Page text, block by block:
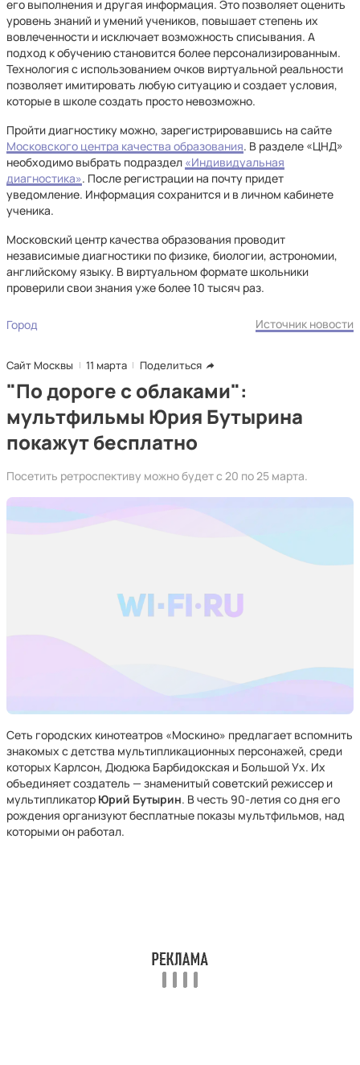
его выполнения и другая информация. Это позволяет оценить
уровень знаний и умений учеников, повышает степень их
вовлеченности и исключает возможность списывания. А
подход к обучению становится более персонализированным.
Технология с использованием очков виртуальной реальности
позволяет имитировать любую ситуацию и создает условия,
которые в школе создать просто невозможно.
Пройти диагностику можно, зарегистрировавшись на сайте
Московского центра качества образования. В разделе «ЦНД»
необходимо выбрать подраздел «Индивидуальная
диагностика». После регистрации на почту придет
уведомление. Информация сохранится и в личном кабинете
ученика.
Московский центр качества образования проводит
независимые диагностики по физике, биологии, астрономии,
английскому языку. В виртуальном формате школьники
проверили свои знания уже более 10 тысяч раз.
Город Источник новости
Сайт Москвы 11 марта Поделиться
"По дороге с облаками":
мультфильмы Юрия Бутырина
покажут бесплатно
Посетить ретроспективу можно будет с 20 по 25 марта.
Сеть городских кинотеатров «Москино» предлагает вспомнить
знакомых с детства мультипликационных персонажей, среди
которых Карлсон, Дюдюка Барбидокская и Большой Ух. Их
объединяет создатель — знаменитый советский режиссер и
мультипликатор Юрий Бутырин. В честь 90-летия со дня его
рождения организуют бесплатные показы мультфильмов, над
которыми он работал.